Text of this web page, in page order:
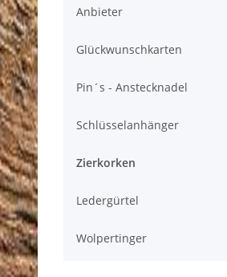
Anbieter
Glückwunschkarten
Pin´s - Anstecknadel
Schlüsselanhänger
Zierkorken
Ledergürtel
Wolpertinger